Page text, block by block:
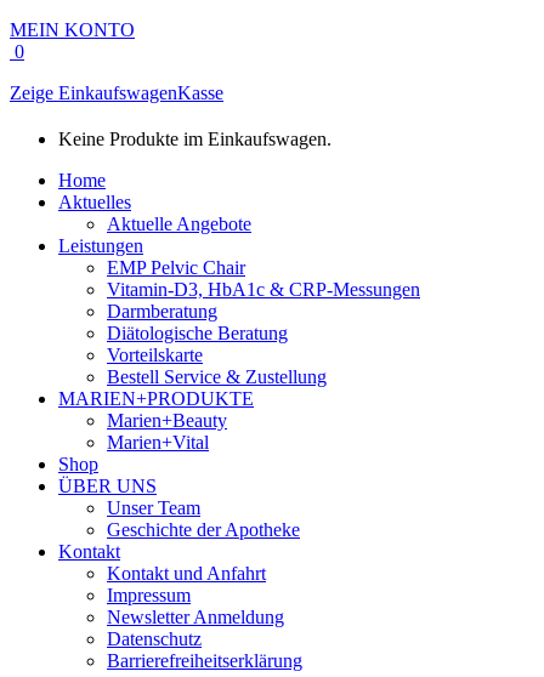
MEIN KONTO
0
Zeige EinkaufswagenKasse
Keine Produkte im Einkaufswagen.
Home
Aktuelles
Aktuelle Angebote
Leistungen
EMP Pelvic Chair
Vitamin-D3, HbA1c & CRP-Messungen
Darmberatung
Diätologische Beratung
Vorteilskarte
Bestell Service & Zustellung
MARIEN+PRODUKTE
Marien+Beauty
Marien+Vital
Shop
ÜBER UNS
Unser Team
Geschichte der Apotheke
Kontakt
Kontakt und Anfahrt
Impressum
Newsletter Anmeldung
Datenschutz
Barrierefreiheitserklärung